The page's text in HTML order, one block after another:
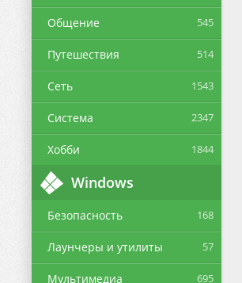
Общение 545
Путешествия 514
Сеть 1543
Система 2347
Хобби 1844
Windows
Безопасность 168
Лаунчеры и утилиты 57
Мультимедиа 695